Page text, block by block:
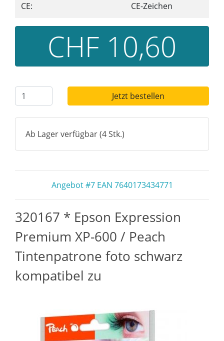
CE: CE-Zeichen
CHF 10,60
Jetzt bestellen
Ab Lager verfügbar (4 Stk.)
Angebot #7 EAN 7640173434771
320167 * Epson Expression
Premium XP-600 / Peach
Tintenpatrone foto schwarz
kompatibel zu